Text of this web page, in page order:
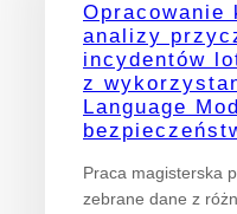
Opracowanie
analizy
incydentów
z
Language
Praca magisterska
zebrane dane z